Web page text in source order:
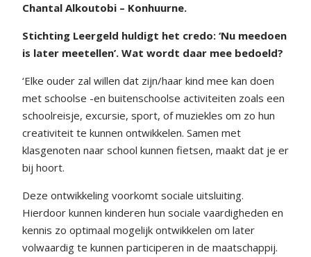
Chantal Alkoutobi – Konhuurne.
Stichting Leergeld huldigt het credo: ‘Nu meedoen
is later meetellen’. Wat wordt daar mee bedoeld?
‘Elke ouder zal willen dat zijn/haar kind mee kan doen
met schoolse -en buitenschoolse activiteiten zoals een
schoolreisje, excursie, sport, of muziekles om zo hun
creativiteit te kunnen ontwikkelen. Samen met
klasgenoten naar school kunnen fietsen, maakt dat je er
bij hoort.
Deze ontwikkeling voorkomt sociale uitsluiting.
Hierdoor kunnen kinderen hun sociale vaardigheden en
kennis zo optimaal mogelijk ontwikkelen om later
volwaardig te kunnen participeren in de maatschappij.